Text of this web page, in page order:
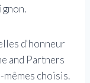
d'honneur
and Partners
mêmes choisis.